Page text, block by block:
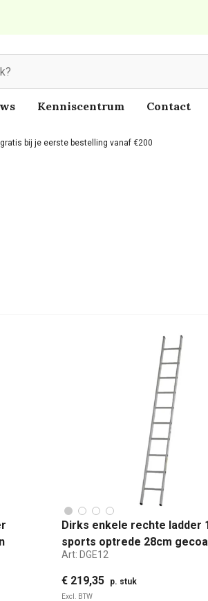
Kenniscentrum Contact
bij je eerste bestelling vanaf €200
Dirks enkele rechte ladder
sports optrede 28cm
Art: DGE12
€ 219,35 p. stuk
Excl. BTW